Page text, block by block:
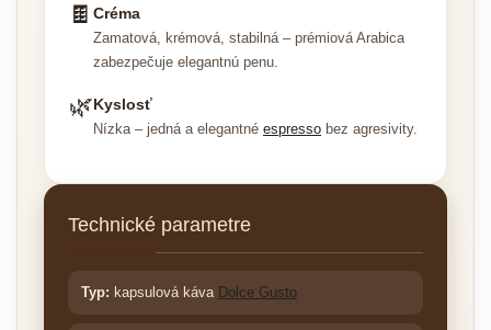
🍫 Créma
Zamatová, krémová, stabilná – prémiová Arabica
zabezpečuje elegantnú penu.
🌿Kyslosť
Nízka – jedná a elegantné espresso bez agresivity.
Technické parametre
Typ: kapsulová káva Dolce Gusto